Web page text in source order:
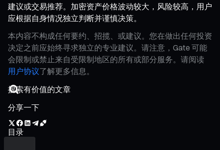
建议或交易推荐。加密资产价格波动较大，风险较高，用户
应根据自身情况独立判断并谨慎决策。
本内容不构成任何要约、招揽、或建议。您在做出任何投资
决定之前应始终寻求独立的专业建议。请注意，Gate 可能
会限制或禁止来自受限制地区的所有或部分服务。请阅读
用户协议了解更多信息。
分享一下
目录